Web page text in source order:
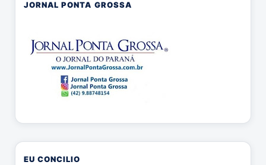
JORNAL PONTA GROSSA
EU CONCILIO